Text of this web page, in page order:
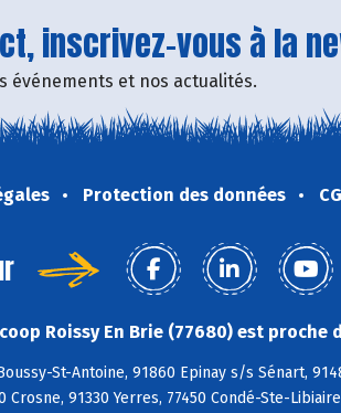
inscrivez-vous à la
événements et nos actualités.
Protection des données
Roissy En Brie (77680) est proche
St-Antoine, 91860 Epinay s/s Sénart,
Crosne, 91330 Yerres, 77450 Condé-Ste-